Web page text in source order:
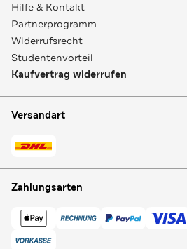
Hilfe & Kontakt
Partnerprogramm
Widerrufsrecht
Studentenvorteil
Kaufvertrag widerrufen
Versandart
Zahlungsarten